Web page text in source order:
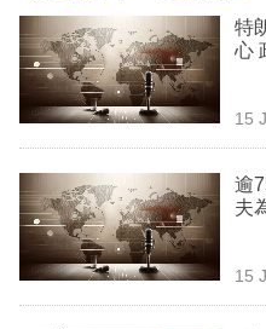
題
投
資
樓
市
理
特
心
15
逾
夫
15